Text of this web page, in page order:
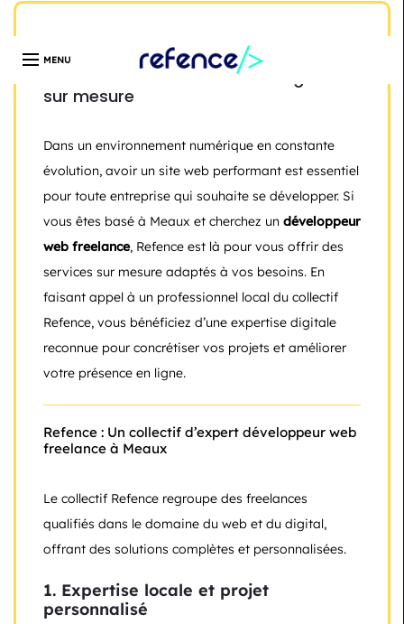
Développeur Web Freelance à Meaux
avec Refence : des solutions digitales
sur mesure
Dans un environnement numérique en constante
évolution, avoir un site web performant est essentiel
pour toute entreprise qui souhaite se développer. Si
vous êtes basé à Meaux et cherchez un développeur
web freelance, Refence est là pour vous offrir des
services sur mesure adaptés à vos besoins. En
faisant appel à un professionnel local du collectif
Refence, vous bénéficiez d’une expertise digitale
reconnue pour concrétiser vos projets et améliorer
votre présence en ligne.
Refence : Un collectif d’expert développeur web
freelance à Meaux
Le collectif Refence regroupe des freelances
qualifiés dans le domaine du web et du digital,
offrant des solutions complètes et personnalisées.
1. Expertise locale et projet
personnalisé